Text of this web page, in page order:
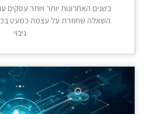
בשנים האחרונות יותר ויותר עסקים
השאלה שחוזרת על עצמה כמעט
גיבוי